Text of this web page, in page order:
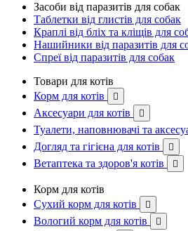
Засоби від паразитів для собак
Таблетки від глистів для собак
Краплі від бліх та кліщів для
Нашийники від паразитів для
Спреї від паразитів для собак
Товари для котів
Корм для котів

Аксесуари для котів 
Туалети, наповнювачі та
Догляд та гігієна для котів 
Ветаптека та здоров'я котів 
Корм для котів
Сухий корм для котів

Вологий корм для котів 